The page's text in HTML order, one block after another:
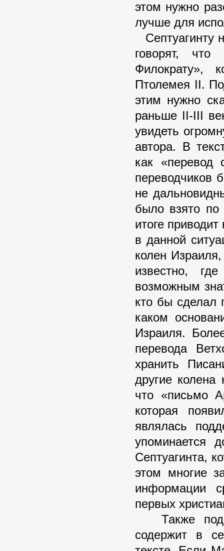
этом нужно
лучше для
Септуагинту
говорят,
Филократу»,
Птолемея II.
этим нужно
раньше II-III
увидеть
автора. В
как «перевод
переводчиков
не
было взято по
итоге
в данной
колен
известно,
возможным
кто бы сделал
каком
Израиля.
перевода
хранить
другие
что «письмо
которая
являлась
упоминается
Септуагинта,
этом многие
информации
первых
Также
содержит в